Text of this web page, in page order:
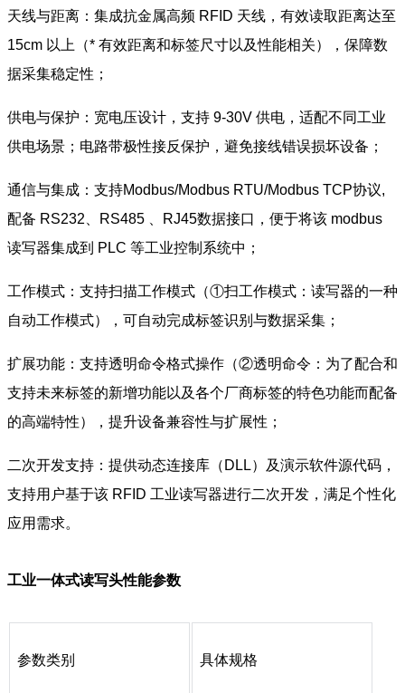
天线与距离：集成抗金属高频 RFID 天线，有效读取距离达至
15cm 以上（* 有效距离和标签尺寸以及性能相关），保障数
据采集稳定性；
供电与保护：宽电压设计，支持 9-30V 供电，适配不同工业
供电场景；电路带极性接反保护，避免接线错误损坏设备；
通信与集成：支持Modbus/Modbus RTU/Modbus TCP协议,
配备 RS232、RS485 、RJ45数据接口，便于将该 modbus
读写器集成到 PLC 等工业控制系统中；
工作模式：支持扫描工作模式（①扫工作模式：读写器的一种
自动工作模式），可自动完成标签识别与数据采集；
扩展功能：支持透明命令格式操作（②透明命令：为了配合和
支持未来标签的新增功能以及各个厂商标签的特色功能而配备
的高端特性），提升设备兼容性与扩展性；
二次开发支持：提供动态连接库（DLL）及演示软件源代码，
支持用户基于该 RFID 工业读写器进行二次开发，满足个性化
应用需求。
工业一体式读写头性能参数
参数类别 具体规格